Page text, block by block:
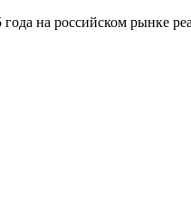
на российском рынке